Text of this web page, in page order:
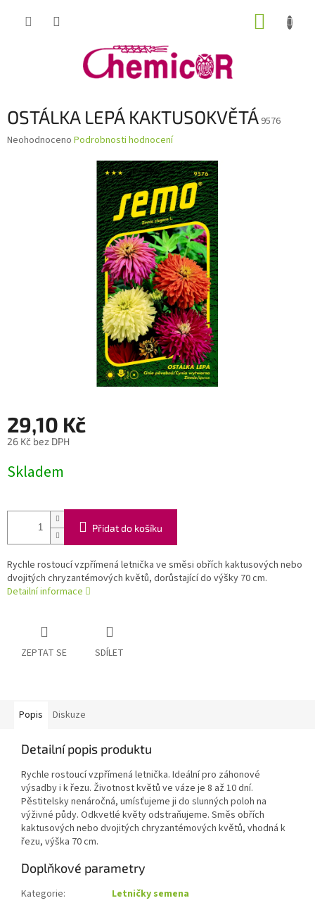
OSTÁLKA LEPÁ KAKTUSOKVĚTÁ9576
Průměrné
Neohodnoceno Podrobnosti hodnocení
29,10 Kč
26 Kč bez DPH
cena:
Skladem
Přidat do košíku
Rychle rostoucí vzpřímená letnička ve směsi obřích kaktusových nebo
dvojitých chryzantémových květů, dorůstající do výšky 70 cm.
Detailní informace
ZEPTAT SE SDÍLET
Popis Diskuze
Detailní popis produktu
Rychle rostoucí vzpřímená letnička. Ideální pro záhonové
výsadby i k řezu. Životnost květů ve váze je 8 až 10 dní.
Pěstitelsky nenáročná, umísťujeme ji do slunných poloh na
výživné půdy. Odkvetlé květy odstraňujeme. Směs obřích
kaktusových nebo dvojitých chryzantémových květů, vhodná k
řezu, výška 70 cm.
Doplňkové parametry
Kategorie:
Letničky semena